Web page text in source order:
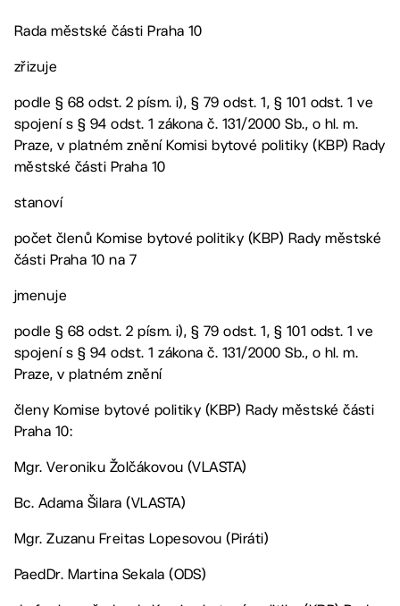
Rada městské části Praha 10
zřizuje
podle § 68 odst. 2 písm. i), § 79 odst. 1, § 101 odst. 1 ve
spojení s § 94 odst. 1 zákona č. 131/2000 Sb., o hl. m.
Praze, v platném znění Komisi bytové politiky (KBP) Rady
městské části Praha 10
stanoví
počet členů Komise bytové politiky (KBP) Rady městské
části Praha 10 na 7
jmenuje
podle § 68 odst. 2 písm. i), § 79 odst. 1, § 101 odst. 1 ve
spojení s § 94 odst. 1 zákona č. 131/2000 Sb., o hl. m.
Praze, v platném znění
členy Komise bytové politiky (KBP) Rady městské části
Praha 10:
Mgr. Veroniku Žolčákovou (VLASTA)
Bc. Adama Šilara (VLASTA)
Mgr. Zuzanu Freitas Lopesovou (Piráti)
PaedDr. Martina Sekala (ODS)